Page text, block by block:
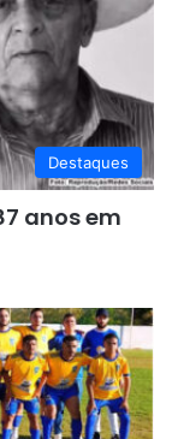
Destaques
anos em